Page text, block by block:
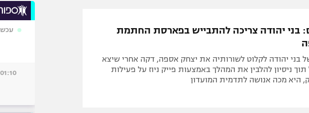
ישראל
ליגה איטלקית
ליגה צרפתית
הפועל ירושלים
בני יהודה צריכה להתבייש בפארסת החתמת
בני יהודה לקלוט לשורותיה את יצחק אספה, דקה אחרי שיצא
ניסיון להלבין את המהלך באמצעות פייק ניוז על פעילות
היא מכה אנושה לתדמית המועדון
01:10